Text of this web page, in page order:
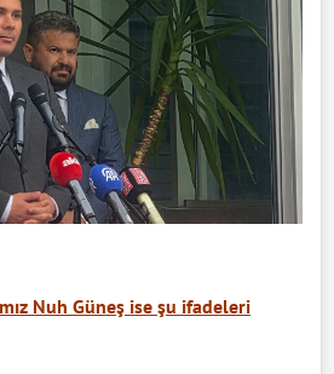
Nuh Güneş ise şu ifadeleri